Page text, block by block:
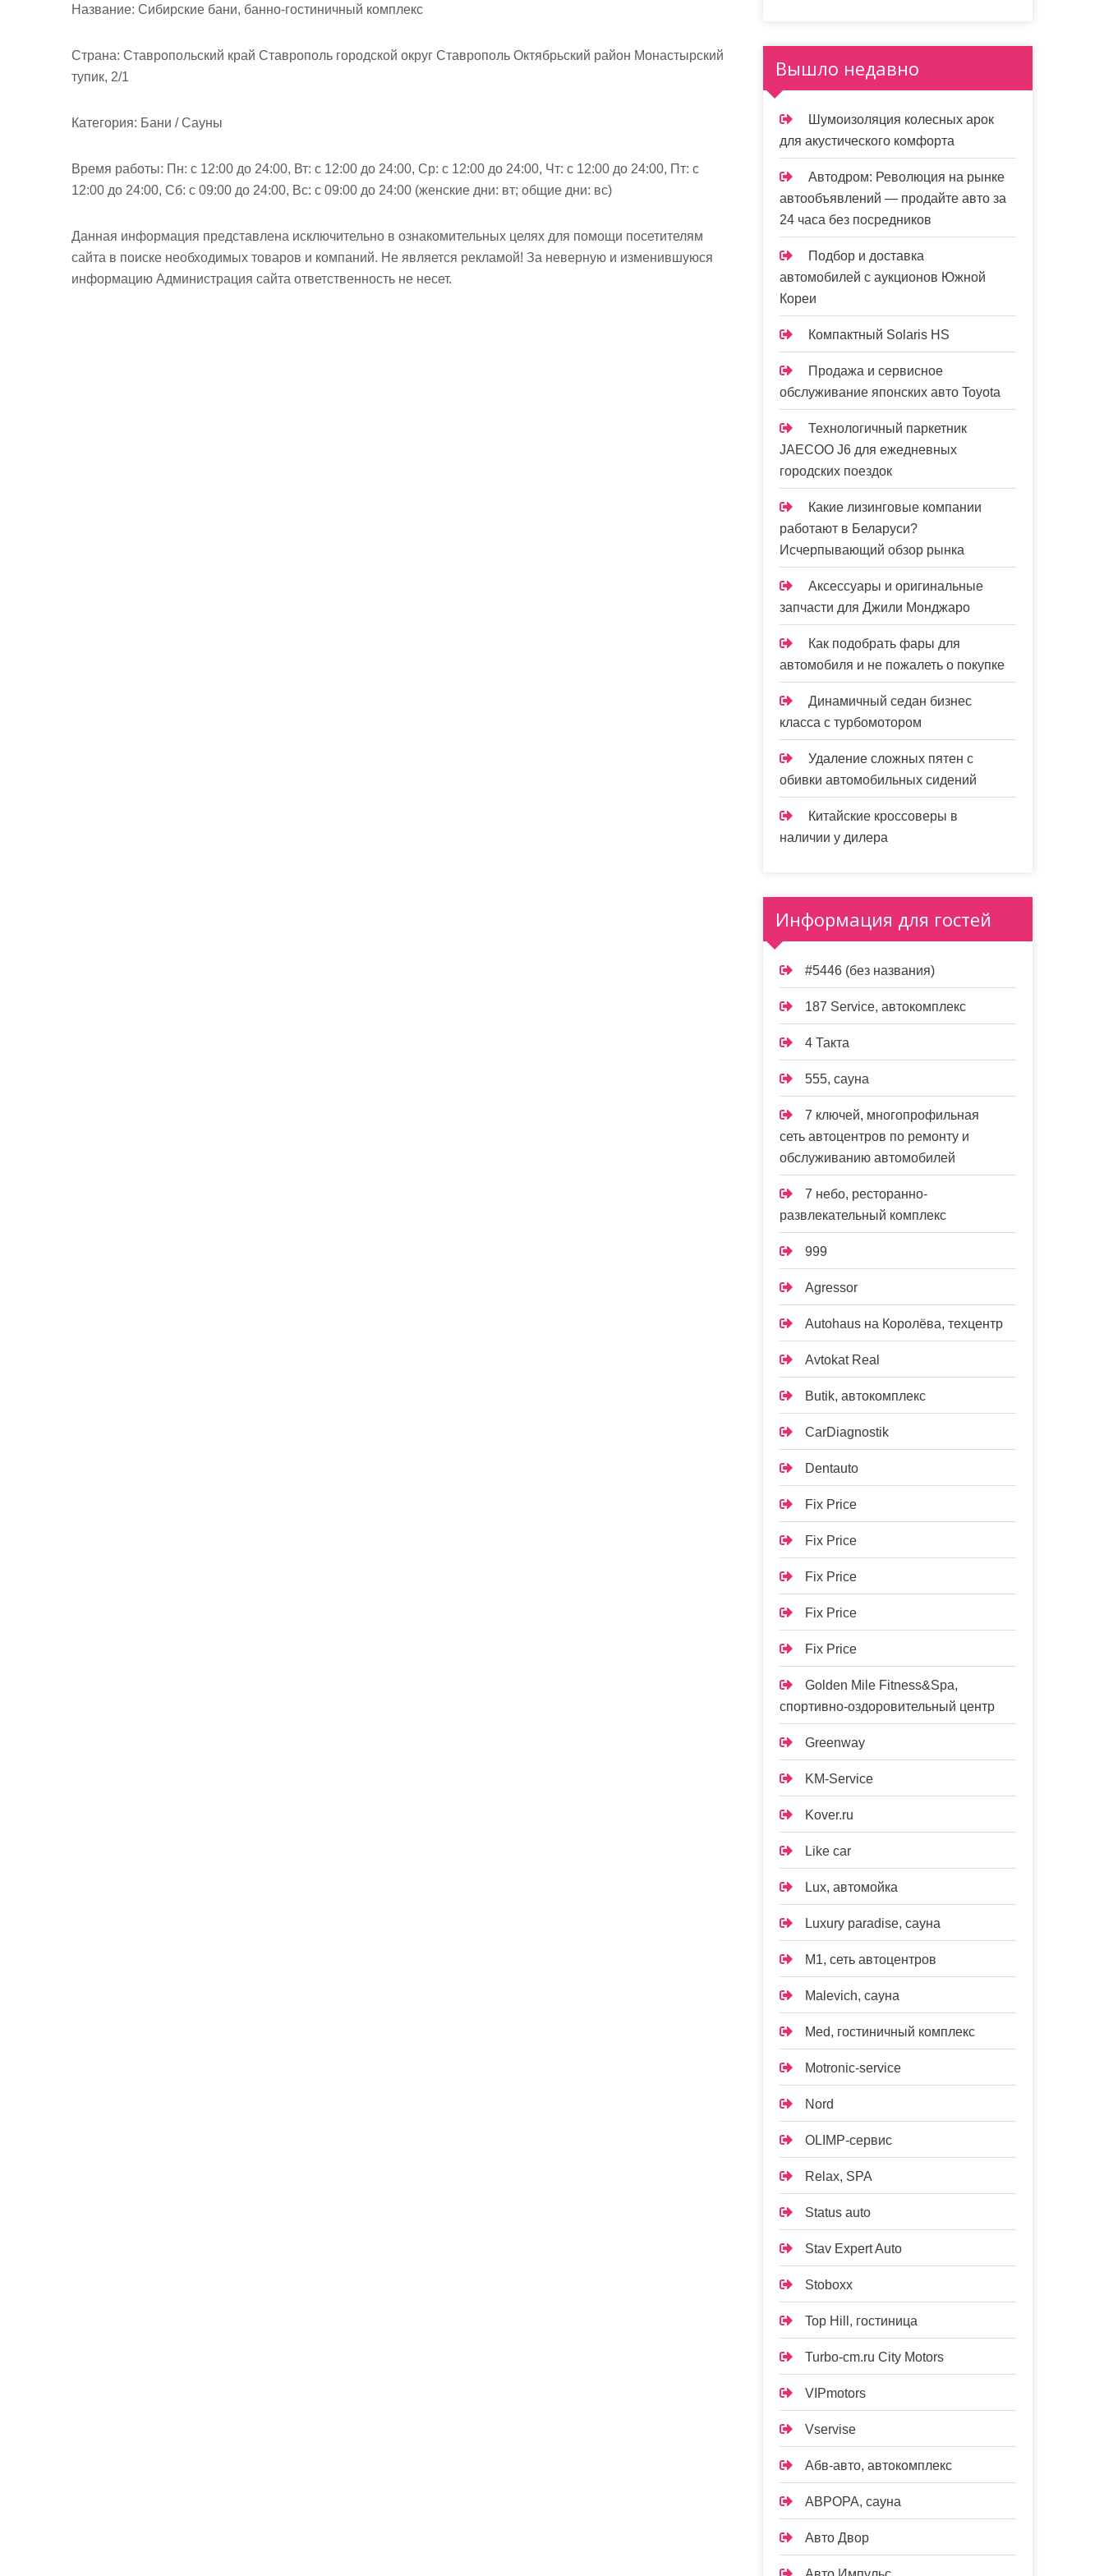
Название: Сибирские бани, банно-гостиничный комплекс
Страна: Ставропольский край Ставрополь городской округ Ставрополь Октябрьский район Монастырский
тупик, 2/1
Категория: Бани / Сауны
Время работы: Пн: с 12:00 до 24:00, Вт: с 12:00 до 24:00, Ср: с 12:00 до 24:00, Чт: с 12:00 до 24:00, Пт: с
12:00 до 24:00, Сб: с 09:00 до 24:00, Вс: с 09:00 до 24:00 (женские дни: вт; общие дни: вс)
Данная информация представлена исключительно в ознакомительных целях для помощи посетителям
сайта в поиске необходимых товаров и компаний. Не является рекламой! За неверную и изменившуюся
информацию Администрация сайта ответственность не несет.
Вышло недавно
Шумоизоляция колесных арок
для акустического комфорта
Автодром: Революция на рынке
автообъявлений — продайте авто за
24 часа без посредников
Подбор и доставка
автомобилей с аукционов Южной
Кореи
Компактный Solaris HS
Продажа и сервисное
обслуживание японских авто Toyota
Технологичный паркетник
JAECOO J6 для ежедневных
городских поездок
Какие лизинговые компании
работают в Беларуси?
Исчерпывающий обзор рынка
Аксессуары и оригинальные
запчасти для Джили Монджаро
Как подобрать фары для
автомобиля и не пожалеть о покупке
Динамичный седан бизнес
класса с турбомотором
Удаление сложных пятен с
обивки автомобильных сидений
Китайские кроссоверы в
наличии у дилера
Информация для гостей
#5446 (без названия)
187 Service, автокомплекс
4 Такта
555, сауна
7 ключей, многопрофильная
сеть автоцентров по ремонту и
обслуживанию автомобилей
7 небо, ресторанно-
развлекательный комплекс
999
Agressor
Autohaus на Королёва, техцентр
Avtokat Real
Butik, автокомплекс
CarDiagnostik
Dentauto
Fix Price
Fix Price
Fix Price
Fix Price
Fix Price
Golden Mile Fitness&Spa,
спортивно-оздоровительный центр
Greenway
KM-Service
Kover.ru
Like car
Lux, автомойка
Luxury paradise, сауна
M1, сеть автоцентров
Malevich, сауна
Med, гостиничный комплекс
Motronic-service
Nord
OLIMP-сервис
Relax, SPA
Status auto
Stav Expert Auto
Stoboxx
Top Hill, гостиница
Turbo-cm.ru City Motors
VIPmotors
Vservise
Абв-авто, автокомплекс
АВРОРА, сауна
Авто Двор